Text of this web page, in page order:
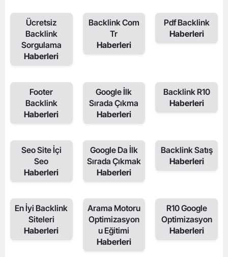
Ücretsiz
Backlink
Sorgulama
Haberleri
Backlink Com
Tr
Haberleri
Pdf Backlink
Haberleri
Footer
Backlink
Haberleri
Google İlk
Sırada Çıkma
Haberleri
Backlink R10
Haberleri
Seo Site İçi
Seo
Haberleri
Google Da İlk
Sırada Çıkmak
Haberleri
Backlink Satış
Haberleri
En İyi Backlink
Siteleri
Haberleri
Arama Motoru
Optimizasyon
u Eğitimi
Haberleri
R10 Google
Optimizasyon
Haberleri